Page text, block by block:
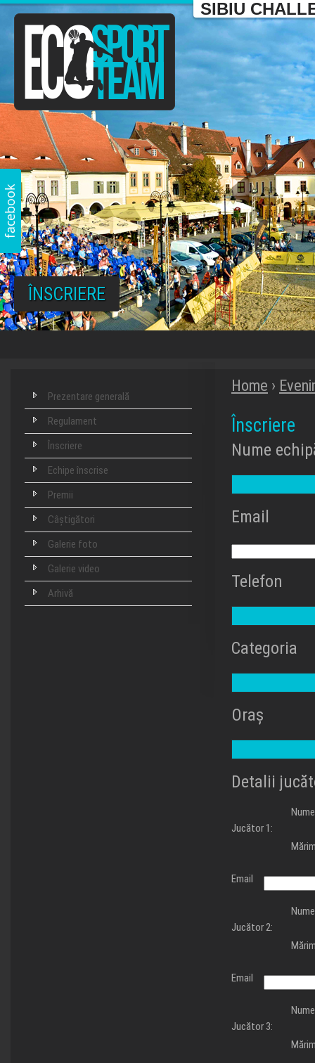
SIBIU
ÎNSCRIERE
Prezentare generală
Regulament
Înscriere
Echipe înscrise
Premii
Câștigători
Galerie foto
Galerie video
Arhivă
Home ›
Înscriere
Nume
Email
Telefon
Categoria
Oraș
Detalii
Jucător 1:
Email
Jucător 2:
Email
Jucător 3: